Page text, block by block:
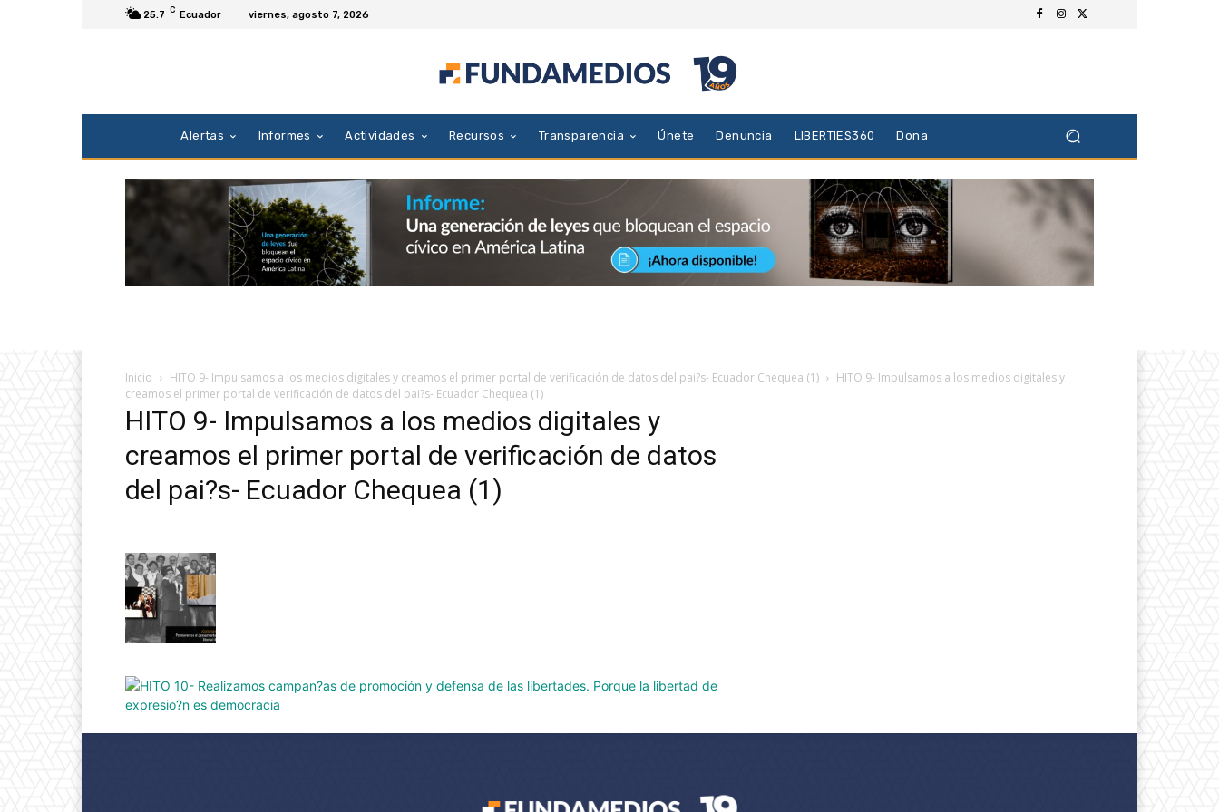
25.7 C Ecuador viernes, agosto 7, 2026
Alertas Informes Actividades Recursos Transparencia Únete Denuncia LIBERTIES360 Dona
Inicio HITO 9- Impulsamos a los medios digitales y creamos el primer portal de verificación de datos del pai?s- Ecuador Chequea (1)
HITO 9- Impulsamos a los medios digitales y
creamos el primer portal de verificación de datos del pai?s- Ecuador Chequea (1)
HITO 9- Impulsamos a los medios digitales y
creamos el primer portal de verificación de datos
del pai?s- Ecuador Chequea (1)